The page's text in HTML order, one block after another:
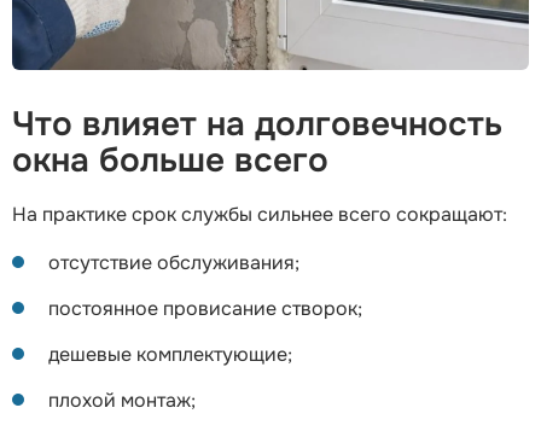
Что влияет на долговечность
окна больше всего
На практике срок службы сильнее всего сокращают:
отсутствие обслуживания;
постоянное провисание створок;
дешевые комплектующие;
плохой монтаж;